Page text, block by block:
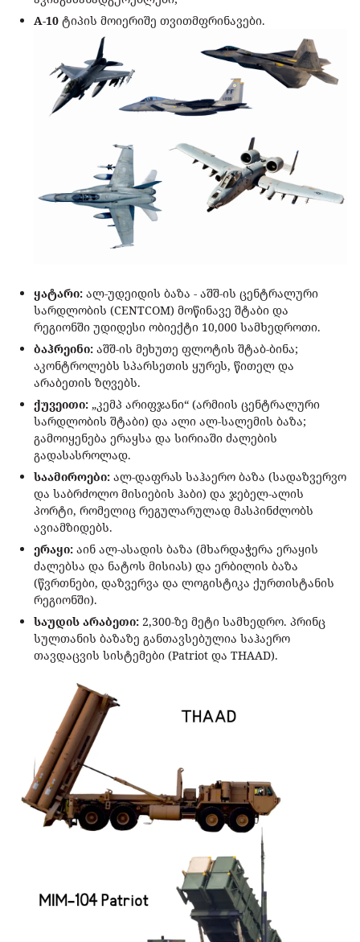
A-10 ტიპის მოიერიშე თვითმფრინავები.
ყატარი: ალ-უდეიდის ბაზა - აშშ-ის ცენტრალური
სარდლობის (CENTCOM) მოწინავე შტაბი და
რეგიონში უდიდესი ობიექტი 10,000 სამხედროთი.
ბაჰრეინი: აშშ-ის მეხუთე ფლოტის შტაბ-ბინა;
აკონტროლებს სპარსეთის ყურეს, წითელ და
არაბეთის ზღვებს.
ქუვეითი: „კემპ არიფჯანი“ (არმიის ცენტრალური
სარდლობის შტაბი) და ალი ალ-სალემის ბაზა;
გამოიყენება ერაყსა და სირიაში ძალების
გადასასროლად.
საამიროები: ალ-დაფრას საჰაერო ბაზა (სადაზვერვო
და საბრძოლო მისიების ჰაბი) და ჯებელ-ალის
პორტი, რომელიც რეგულარულად მასპინძლობს
ავიამზიდებს.
ერაყი: აინ ალ-ასადის ბაზა (მხარდაჭერა ერაყის
ძალებსა და ნატოს მისიას) და ერბილის ბაზა
(წვრთნები, დაზვერვა და ლოგისტიკა ქურთისტანის
რეგიონში).
საუდის არაბეთი: 2,300-ზე მეტი სამხედრო. პრინც
სულთანის ბაზაზე განთავსებულია საჰაერო
თავდაცვის სისტემები (Patriot და THAAD).